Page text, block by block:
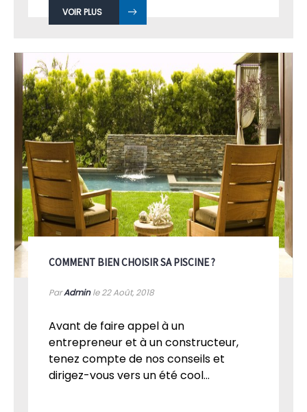
VOIR PLUS
COMMENT BIEN CHOISIR SA PISCINE ?
ParAdminle 22Août, 2018
Avant de faire appel à un
entrepreneur et à un constructeur,
tenez compte de nos conseils et
dirigez-vous vers un été cool...